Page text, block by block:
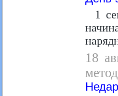
1
18